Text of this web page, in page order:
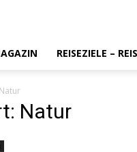
REISEZIELE –
Natur
Natur